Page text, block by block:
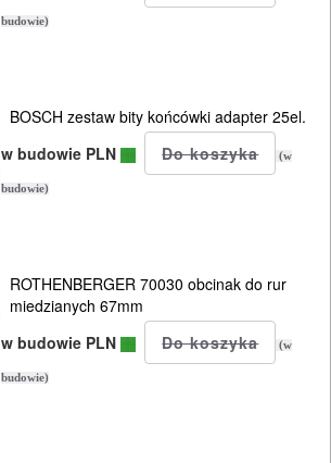
budowie)
BOSCH zestaw bity końcówki adapter 25el.
w budowie PLN
(w
budowie)
ROTHENBERGER 70030 obcinak do rur
miedzianych 67mm
w budowie PLN
(w
budowie)